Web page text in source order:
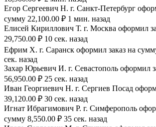
Егор Сергеевич Н. г. Санкт-Петербург
сумму 22,100.00 ₽ 1 мин. назад
Елисей Кириллович Т. г. Москва оформил
29,750.00 ₽ 10 сек. назад
Ефрим Х. г. Саранск оформил заказ на
сек. назад
Захар Юрьевич И. г. Севастополь оформил
56,950.00 ₽ 25 сек. назад
Иван Георгиевич Н. г. Сергиев Посад
39,120.00 ₽ 30 сек. назад
Игнат Ибрагимович Р. г. Симферополь
сумму 8,550.00 ₽ 35 сек. назад